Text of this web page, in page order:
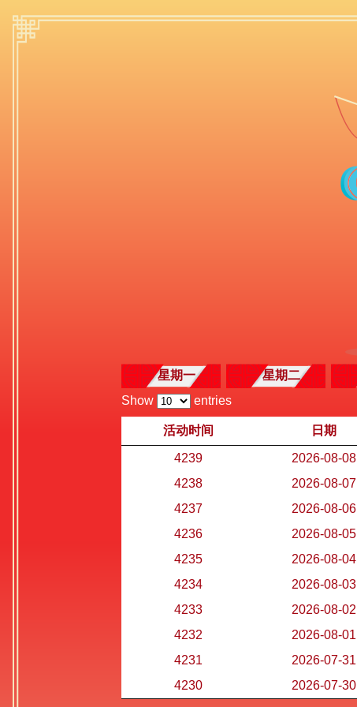
星期一 星期二
Show
entries
活动时间 日期
4239 2026-08-08
4238
2026-08-07
4237
2026-08-06
4236
2026-08-05
4235
2026-08-04
4234
2026-08-03
4233
2026-08-02
4232
2026-08-01
4231
2026-07-31
4230
2026-07-30